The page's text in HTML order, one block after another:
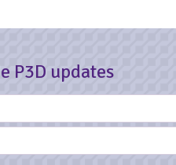
P3D updates